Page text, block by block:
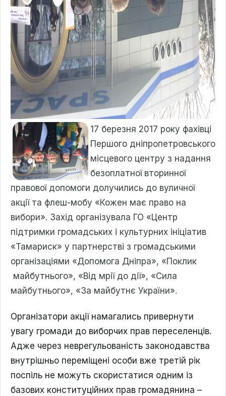
17 березня 2017 року фахівці
Першого дніпропетровського
місцевого центру з надання
безоплатної вторинної
правової допомоги долучились до вуличної
акції та флеш-мобу «Кожен має право на
вибори». Захід організувала ГО «Центр
підтримки громадських і культурних ініціатив
«Тамариск» у партнерстві з громадськими
організаціями «Допомога Дніпра», «Поклик
майбутнього», «Від мрії до дії», «Сила
майбутнього», «За майбутнє України».
Організатори акції намагались привернути
увагу громади до виборчих прав переселенців.
Адже через неврегульованість законодавства
внутрішньо переміщені особи вже третій рік
поспіль не можуть скористатися одним із
базових конституційних прав громадянина –